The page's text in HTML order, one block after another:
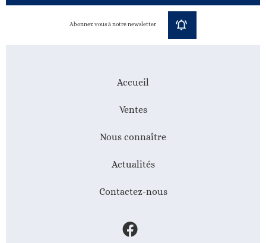
Abonnez vous à notre newsletter
Accueil
Ventes
Nous connaître
Actualités
Contactez-nous